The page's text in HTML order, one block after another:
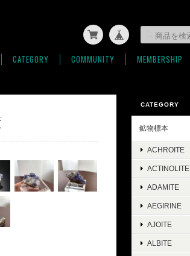
CATEGORY COMMUNITY MEMBERSHIP
CATEGORY
鉱物標本
ACHROITE
ACTINOLITE
ADAMITE
AEGIRINE
AJOITE
ALBITE